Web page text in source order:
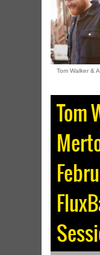
Tom Walker &
Tom